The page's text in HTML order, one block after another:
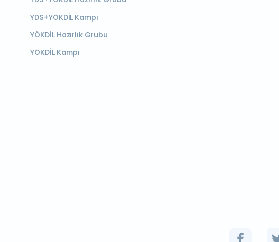
YDS+YÖKDİL Kampı
YÖKDİL Hazırlık Grubu
YÖKDİL Kampı